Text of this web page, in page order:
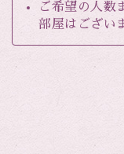
ご希望の人数
部屋はござい